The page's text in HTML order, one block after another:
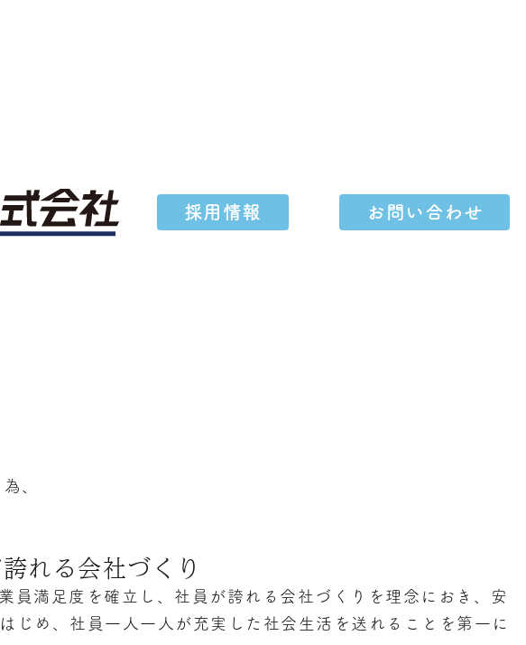
採用情報 お問い合わせ
、
れる会社づくり
員満足度を確立し、社員が誇れる会社づくりを理念におき、安
じめ、社員一人一人が充実した社会生活を送れることを第一に